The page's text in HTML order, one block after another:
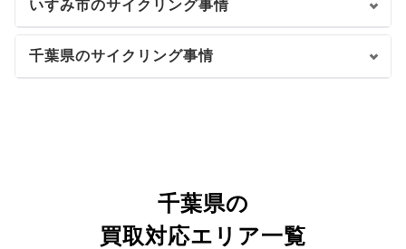
いすみ市のサイクリング事情
千葉県のサイクリング事情
千葉県の
買取対応エリア一覧